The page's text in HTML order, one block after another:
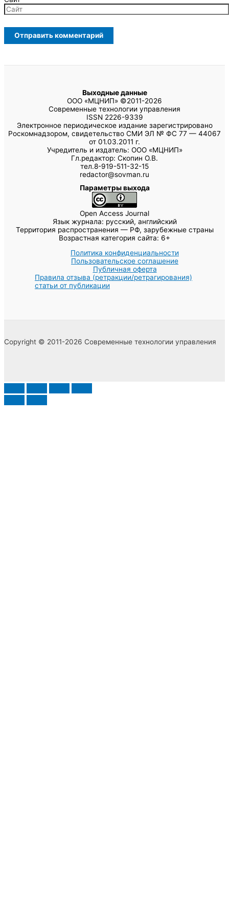
Выходные данные
ООО «МЦНИП» ©2011-2026
Современные технологии управления
ISSN 2226-9339
Электронное периодическое издание зарегистрировано
Роскомнадзором, свидетельство СМИ ЭЛ № ФС 77 — 44067
от 01.03.2011 г.
Учредитель и издатель: ООО «МЦНИП»
Гл.редактор: Скопин О.В.
тел.8-919-511-32-15
redactor@sovman.ru
Параметры выхода
Open Access Journal
Язык журнала: русский, английский
Территория распространения — РФ, зарубежные страны
Возрастная категория сайта: 6+
Политика конфиденциальности
Пользовательское соглашение
Публичная оферта
Правила отзыва (ретракции/ретрагирования)
статьи от публикации
Copyright © 2011-2026 Современные технологии управления